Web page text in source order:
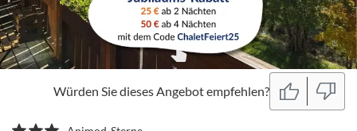
Würden Sie dieses Angebot empfehlen?